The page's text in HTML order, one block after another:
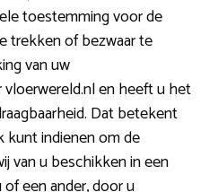
toestemming voor de
trekken of bezwaar te
van uw
en heeft u het
Dat betekent
kunt indienen om de
van u beschikken in een